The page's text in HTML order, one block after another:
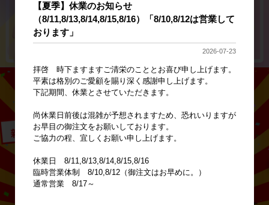
【夏季】休業のお知らせ
（8/11,8/13,8/14,8/15,8/16）「8/10,8/12は営業して
おります」
2026-07-23
拝啓 時下ますますご清栄のこととお喜び申し上げます。
平素は格別のご愛顧を賜り深く感謝申し上げます。
下記期間、休業とさせていただきます。
尚休業日前後は混雑が予想されますため、恐れいりますが
お早目の御注文をお願いしております。
ご協力の程、宜しくお願い申し上げます。
休業日 8/11,8/13,8/14,8/15,8/16
臨時営業体制 8/10,8/12（御注文はお早めに。）
通常営業 8/17～